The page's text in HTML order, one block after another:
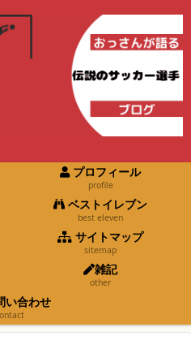
プロフィール
profile
ベストイレブン
best eleven
サイトマップ
sitemap
雑記
other
い合わせ